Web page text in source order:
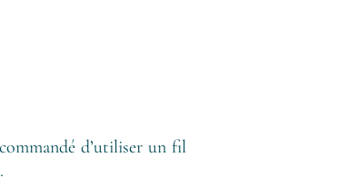
d’utiliser un fil